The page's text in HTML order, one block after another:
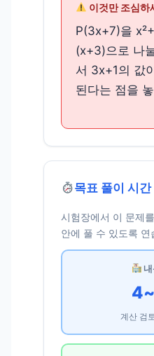
이것만 조심하
P(3x+7)을
(x+3)으로 나
서 3x+1의 값
된다는 점을
목표 풀이 시간
시험장에서 이 문제
안에 풀 수 있도록 연
계산 검